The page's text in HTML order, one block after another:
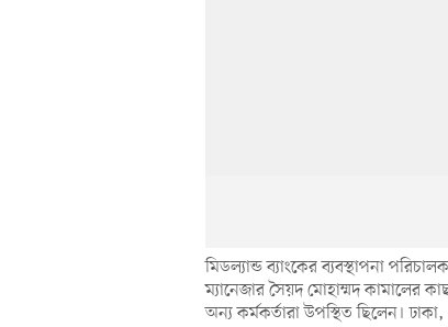
মিডল্যান্ড ব্যাংকের ব্যবস্থাপনা
ম্যানেজার সৈয়দ মোহাম্মদ কামালের
অন্য কর্মকর্তারা উপস্থিত ছিলেন। ঢাকা,